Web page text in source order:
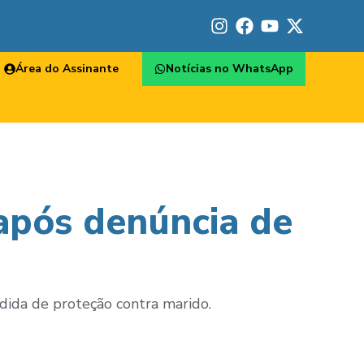
Área do Assinante Notícias no WhatsApp
denúncia de
de proteção contra marido.